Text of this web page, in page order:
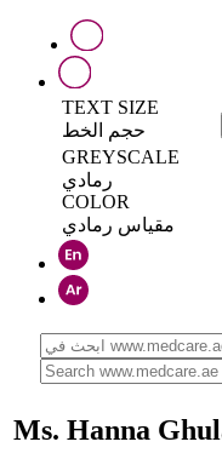
TEXT SIZE
حجم الخط
GREYSCALE
رمادي
COLOR
مقياس رمادي
Ms. Hanna